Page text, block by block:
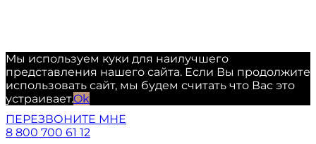
Мы используем куки для наилучшего
представления нашего сайта. Если Вы продолжите
использовать сайт, мы будем считать что Вас это
устраивает.Ok
ПЕРЕЗВОНИТЕ МНЕ
8 800 700 61 12